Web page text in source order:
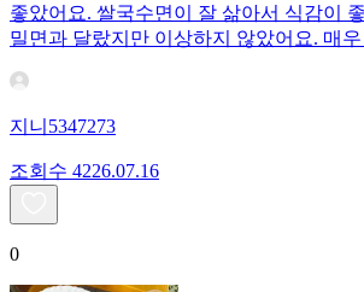
좋았어요. 쌀국수면이 잘 삶아서 식감이
밀면과 달랐지만 이상하지 않았어요. 매
지니5347273
조회수 4226.07.16
0